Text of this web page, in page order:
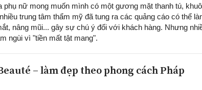
nữ mong muốn mình có một gương mặt thanh tú,
trung tâm thẩm mỹ đã tung ra các quảng cáo có thể
nâng mũi... gây sự chú ý đối với khách hàng. Nhưng
ngùi vì "tiền mất tật mang".
– làm đẹp theo phong cách Pháp